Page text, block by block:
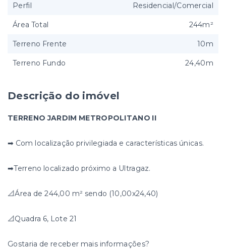
Descrição do imóvel
TERRENO JARDIM METROPOLITANO II
➡ Com localização privilegiada e características únicas.
➡Terreno localizado próximo a Ultragaz.
📐Área de 244,00 m² sendo (10,00x24,40)
📐Quadra 6, Lote 21
Gostaria de receber mais informações?
Perfil Residencial/Comercial
Área Total 244m²
Terreno Frente 10m
Terreno Fundo 24,40m